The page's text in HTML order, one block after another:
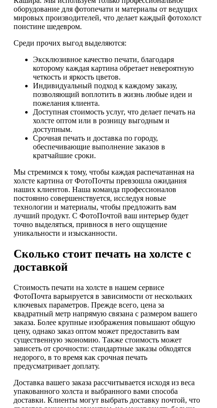
оборудование для фотопечати и материалы от ведущих
мировых производителей, что делает каждый фотохолст
поистине шедевром.
Среди прочих выгод выделяются:
Эксклюзивное качество печати, благодаря
которому каждая картина обретает невероятную
четкость и яркость цветов.
Индивидуальный подход к каждому заказу,
позволяющий воплотить в жизнь любые идеи и
пожелания клиента.
Доступная стоимость услуг, что делает печать на
холсте оптом или в розницу выгодным и
доступным.
Срочная печать и доставка по городу,
обеспечивающие выполнение заказов в
кратчайшие сроки.
Мы стремимся к тому, чтобы каждая распечатанная на
холсте картина от ФотоПочты превзошла ожидания
наших клиентов. Наша команда профессионалов
постоянно совершенствуется, исследуя новые
технологии и материалы, чтобы предложить вам
лучший продукт. С ФотоПочтой ваш интерьер будет
точно выделяться, привнося в него ощущение
уникальности и изысканности.
Сколько стоит печать на холсте с
доставкой
Стоимость печати на холсте в нашем сервисе
ФотоПочта варьируется в зависимости от нескольких
ключевых параметров. Прежде всего, цена за
квадратный метр напрямую связана с размером вашего
заказа. Более крупные изображения повышают общую
цену, однако заказ оптом может предоставить вам
существенную экономию. Также стоимость может
зависеть от срочности: стандартные заказы обходятся
недорого, в то время как срочная печать
предусматривает доплату.
Доставка вашего заказа рассчитывается исходя из веса
упакованного холста и выбранного вами способа
доставки. Клиенты могут выбрать доставку почтой, что